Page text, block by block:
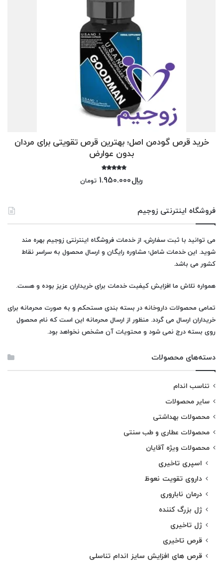
خرید قرص گودمن اصل؛ بهترین قرص تقویتی برای مردان
بدون عوارض
امتیاز
5.00
﷼1.950.000 تومان
فروشگاه اینترنتی زوجیم
می توانید با ثبت سفارش، از خدمات فروشگاه اینترنتی زوجیم بهره مند
شوید. این خدمات شامل؛ مشاوره رایگان و ارسال محصول به سراسر نقاط
کشور می باشد.
همواره تلاش ما افزایش کیفیت خدمات برای خریداران عزیز بوده و هست.
تمامی محصولات داروخانه در بسته بندی مستحکم و به صورت محرمانه برای
خریداران ارسال می گردد. منظور از ارسال محرمانه این است که نام محصول
روی بسته درج نمی شود و محتویات آن مشخص نخواهد بود.
دسته‌های محصولات
تناسب اندام
سایر محصولات
محصولات بهداشتی
محصولات عطاری و طب سنتی
محصولات ویژه آقایان
اسپری تاخیری
داروی تقویت نعوظ
درمان ناباروری
ژل بزرگ کننده
ژل تاخیری
قرص تاخیری
قرص های افزایش سایز اندام تناسلی